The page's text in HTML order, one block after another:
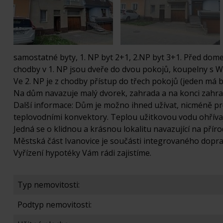
samostatné byty, 1. NP byt 2+1, 2.NP byt 3+1. Před
chodby v 1. NP jsou dveře do dvou pokojů, koupelny s
Ve 2. NP je z chodby přístup do třech pokojů (jeden má
Na dům navazuje malý dvorek, zahrada a na konci
Další informace: Dům je možno ihned užívat, nicméně
teplovodními konvektory. Teplou užitkovou vodu
Jedná se o klidnou a krásnou lokalitu navazující na
Městská část Ivanovice je součásti integrovaného
Vyřízení hypotéky Vám rádi zajistíme.
Typ nemovitosti:
Podtyp nemovitosti: